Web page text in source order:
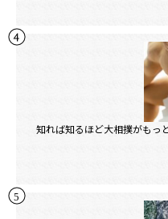
知れば知るほど大相撲がもっ